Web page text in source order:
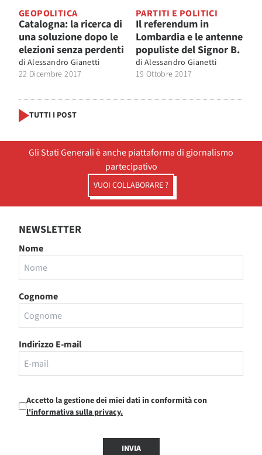
GEOPOLITICA
Catalogna: la ricerca di
una soluzione dopo le
elezioni senza perdenti
di Alessandro Gianetti
22 Dicembre 2017
PARTITI E POLITICI
Il referendum in
Lombardia e le antenne
populiste del Signor B.
di Alessandro Gianetti
19 Ottobre 2017
TUTTI I POST
Gli Stati Generali è anche piattaforma di giornalismo
partecipativo
VUOI COLLABORARE ?
NEWSLETTER
Nome
Cognome
Indirizzo E-mail
Accetto la gestione dei miei dati in conformità con
l'informativa sulla privacy.
INVIA